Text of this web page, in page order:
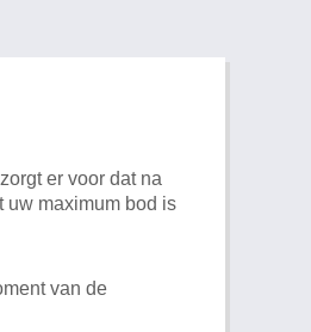
er voor dat na
uw maximum bod is
van de